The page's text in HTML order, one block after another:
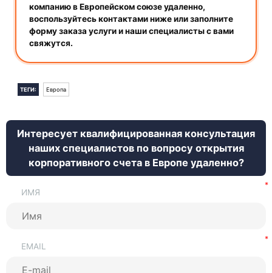
компанию в Европейском союзе удаленно,
воспользуйтесь контактами ниже или заполните
форму заказа услуги и наши специалисты с вами
свяжутся.
ТЕГИ: Европа
Интересует квалифицированная консультация
наших специалистов по вопросу открытия
корпоративного счета в Европе удаленно?
ИМЯ
EMAIL